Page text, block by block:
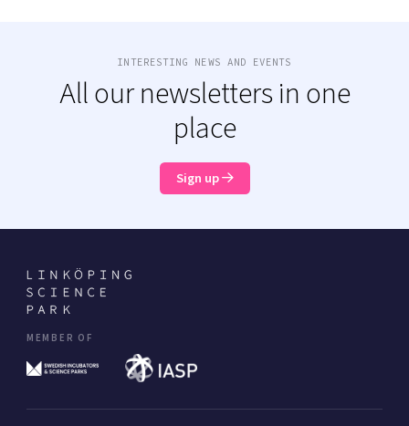
INTERESTING NEWS AND EVENTS
All our newsletters in one
place
Sign up
MEMBER OF